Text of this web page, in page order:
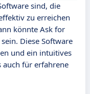
sind, die
zu erreichen
könnte Ask for
Diese Software
und ein intuitives
auch für erfahrene